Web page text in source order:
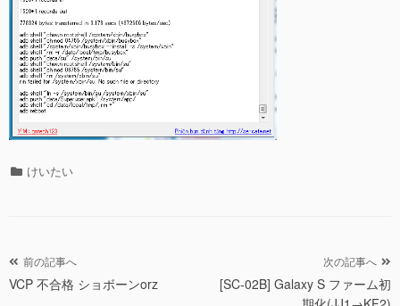
カ けいたい
投
稿
前の記事へ
VCP 不合格 ショボーンorz
次の記事へ
[SC-02B] Galaxy S ファーム初